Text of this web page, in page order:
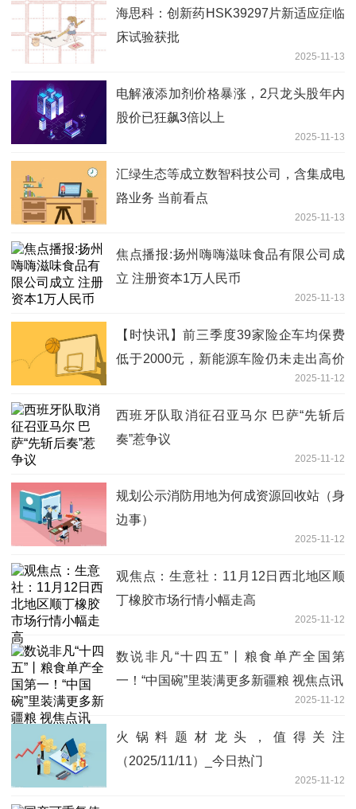
海思科：创新药HSK39297片新适应症临
床试验获批
2025-11-13
电解液添加剂价格暴涨，2只龙头股年内
股价已狂飙3倍以上
2025-11-13
汇绿生态等成立数智科技公司，含集成电
路业务 当前看点
2025-11-13
焦点播报:扬州嗨嗨滋味食品有限公司成
立 注册资本1万人民币
2025-11-13
【时快讯】前三季度39家险企车均保费
低于2000元，新能源车险仍未走出高价
2025-11-12
西班牙队取消征召亚马尔 巴萨“先斩后
奏”惹争议
2025-11-12
规划公示消防用地为何成资源回收站（身
边事）
2025-11-12
观焦点：生意社：11月12日西北地区顺
丁橡胶市场行情小幅走高
2025-11-12
数说非凡“十四五”丨粮食单产全国第
一！“中国碗”里装满更多新疆粮 视焦点讯
2025-11-12
火锅料题材龙头，值得关注
（2025/11/11）_今日热门
2025-11-12